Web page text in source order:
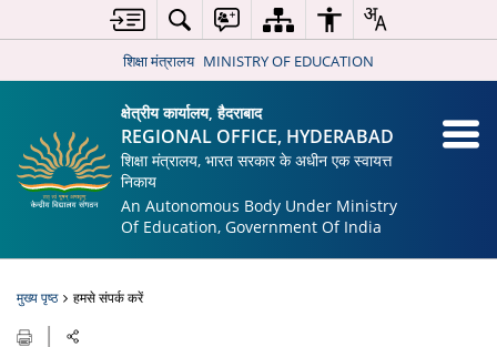
शिक्षा मंत्रालय MINISTRY OF EDUCATION
क्षेत्रीय कार्यालय, हैदराबाद
REGIONAL OFFICE, HYDERABAD
शिक्षा मंत्रालय, भारत सरकार के अधीन एक स्वायत्त
निकाय
An Autonomous Body Under Ministry
Of Education, Government Of India
मुख्य पृष्ठ हमसे संपर्क करें